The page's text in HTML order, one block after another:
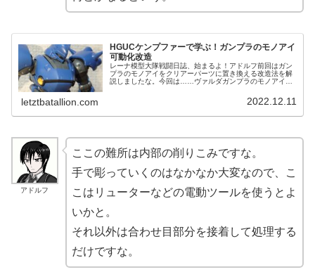
HGUCケンプファーで学ぶ！ガンプラのモノアイ
可動化改造
レーナ模型大隊戦闘日誌、始まるよ！アドルフ前回はガン
プラのモノアイをクリアーパーツに置き換える改造法を解
説しましたな。今回は……ヴァルダガンプラのモノアイに
letztbatallion.com 2022.12.11
アドルフ
ここの難所は内部の削りこみですな。
手で彫っていくのはなかなか大変なので、こ
こはリューターなどの電動ツールを使うとよ
いかと。
それ以外は合わせ目部分を接着して処理する
だけですな。